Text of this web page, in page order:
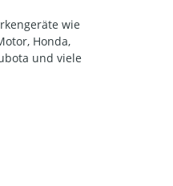
wie
Honda,
und viele